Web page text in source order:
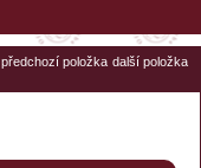
předchozí položka další položka